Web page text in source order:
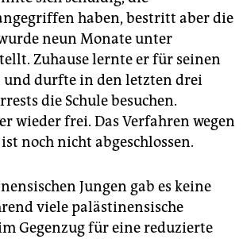
haben, bestritt aber die
neun Monate unter
Zuhause lernte er für seinen
und durfte in den letzten drei
die Schule besuchen.
wieder frei. Das Verfahren wegen
noch nicht abgeschlossen.
Jungen gab es keine
viele palästinensische
Gegenzug für eine reduzierte